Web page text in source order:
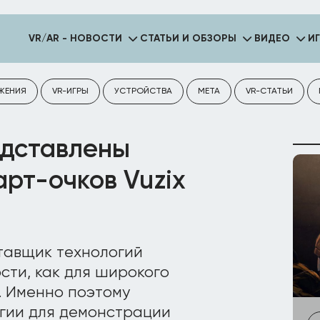
VR/AR - НОВОСТИ СТАТЬИ И ОБЗОРЫ ВИДЕО
VR-ИГРЫ УСТРОЙСТВА META VR-СТАТЬИ
очков Vuzix
технологий
как для широкого
Именно поэтому
для демонстрации